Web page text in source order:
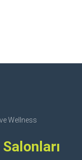
Wellness